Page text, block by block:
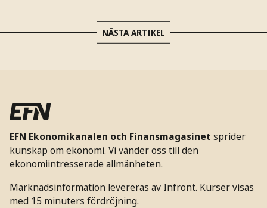
NÄSTA ARTIKEL
EFN Ekonomikanalen och Finansmagasinet sprider
kunskap om ekonomi. Vi vänder oss till den
ekonomiintresserade allmänheten.
Marknadsinformation levereras av Infront. Kurser visas
med 15 minuters fördröjning.